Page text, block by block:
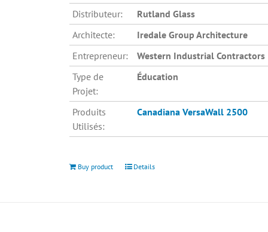
Distributeur:
Rutland Glass
Architecte:
Iredale Group Architecture
Entrepreneur:
Western Industrial Contractors
Type de
Projet:
Éducation
Produits
Utilisés:
Canadiana VersaWall 2500
Buy product Details